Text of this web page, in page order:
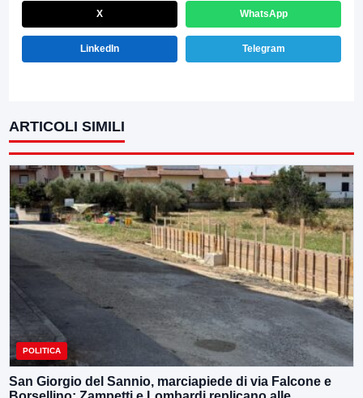
X WhatsApp
LinkedIn Telegram
ARTICOLI SIMILI
POLITICA
San Giorgio del Sannio, marciapiede di via Falcone e